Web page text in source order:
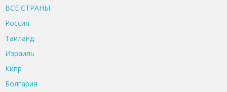
ВСЕ CТРАНЫ
Россия
Таиланд
Израиль
Кипр
Болгария